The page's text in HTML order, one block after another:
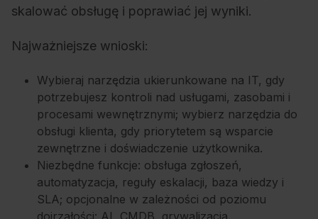
skalować obsługę i poprawiać jej wyniki.
Najważniejsze wnioski:
Wybieraj narzędzia ukierunkowane na IT, gdy
potrzebujesz kontroli nad usługami, zasobami i
procesami wewnętrznymi; wybierz narzędzia do
obsługi klienta, gdy priorytetem są wsparcie
zewnętrzne i doświadczenie użytkownika.
Niezbędne funkcje: obsługa zgłoszeń,
automatyzacja, reguły eskalacji, baza wiedzy i
SLA; opcjonalne w zależności od poziomu
dojrzałości: AI, CMDB, grywalizacja.